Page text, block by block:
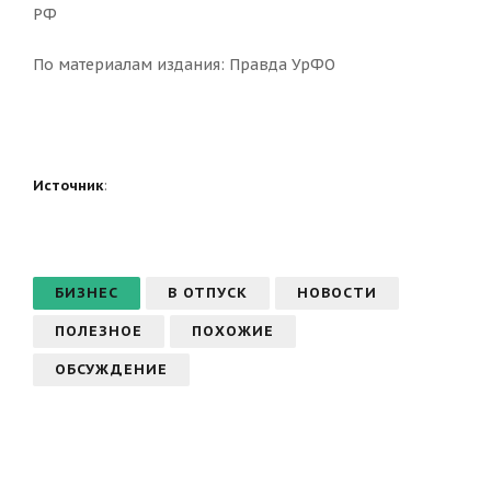
РФ
По материалам издания: Правда УрФО
Источник:
БИЗНЕС В ОТПУСК НОВОСТИ
ПОЛЕЗНОЕ ПОХОЖИЕ
ОБСУЖДЕНИЕ